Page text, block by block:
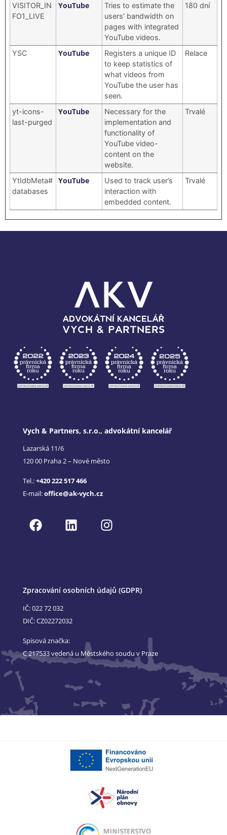
VISITOR_IN
FO1_LIVE
YouTube
Tries to estimate the
users' bandwidth on
pages with integrated
YouTube videos.
180 dní
YSC YouTube
Registers a unique ID
to keep statistics of
what videos from
YouTube the user has
seen.
Relace
yt-icons-
last-purged
YouTube
Necessary for the
implementation and
functionality of
YouTube video-
content on the
website.
Trvalé
YtIdbMeta#
databases
YouTube
Used to track user’s
interaction with
embedded content.
Trvalé
Vych & Partners, s.r.o., advokátní kancelář
Lazarská 11/6
120 00 Praha 2 – Nové město
Tel.:+420 222 517 466
E-mail:office@ak-vych.cz
Zpracování osobních údajů (GDPR)
IČ: 022 72 032
DIČ: CZ02272032
Spisová značka:
C 217533 vedená u Městského soudu v Praze